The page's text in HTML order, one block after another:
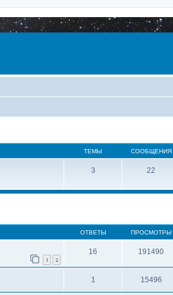
ТЕМЫ СООБЩЕНИЯ
3 22
ОТВЕТЫ ПРОСМОТРЫ
1 2
16 191490
1 15496